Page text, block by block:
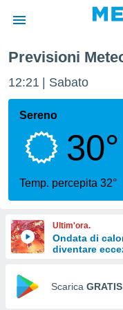
di
per
le
di
Web
Previsioni
12:21 Sabato
Sereno
30°
Temp. percepita 32°
Ultim'ora.
Ondata di
diventare
Scarica GRATIS